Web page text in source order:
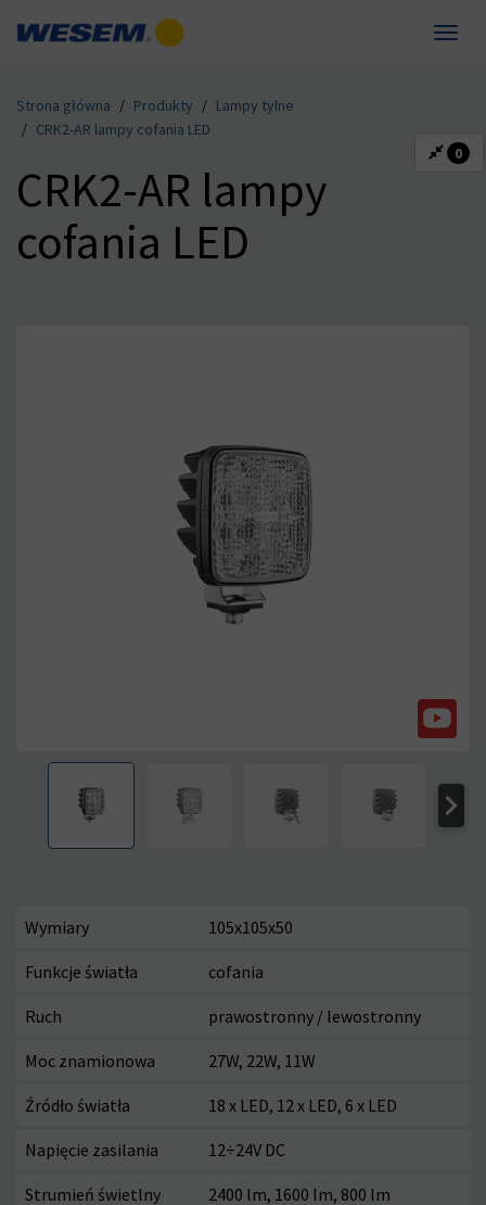
Toggle
DE EN FR HU IT
Produkty
Dla dystrybutorów
Dla producentów
Kompetencje
O nas
Kontakt
Strona główna Produkty
Lampy tylne
CRK2-AR lampy cofania LED
CRK2-AR lampy
cofania LED
Wymiary 105x105x50
Funkcje światła cofania
Ruch prawostronny / lewostronny
Moc znamionowa 27W, 22W, 11W
Źródło światła 18 x LED, 12 x LED, 6 x LED
Napięcie zasilania 12÷24V DC
Strumień świetlny 2400 lm, 1600 lm, 800 lm
0